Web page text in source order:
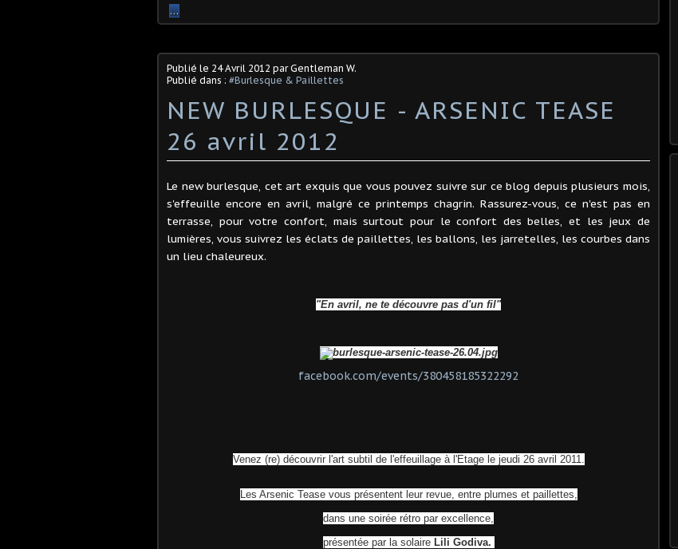
…
Publié le 24 Avril 2012 par Gentleman W.
Publié dans : #Burlesque & Paillettes
NEW BURLESQUE - ARSENIC TEASE
26 avril 2012
Le new burlesque, cet art exquis que vous pouvez suivre sur ce blog depuis plusieurs mois,
s'effeuille encore en avril, malgré ce printemps chagrin. Rassurez-vous, ce n'est pas en
terrasse, pour votre confort, mais surtout pour le confort des belles, et les jeux de
lumières, vous suivrez les éclats de paillettes, les ballons, les jarretelles, les courbes dans
un lieu chaleureux.
"En avril, ne te découvre pas d'un fil"
facebook.com/events/380458185322292
Venez (re) découvrir l'art subtil de l'effeuillage à l'Etage le jeudi 26 avril 2011.
Les Arsenic Tease vous présentent leur revue, entre plumes et paillettes,
dans une soirée rétro par excellence,
présentée par la solaire Lili Godiva.